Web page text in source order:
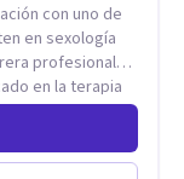
con uno de
en sexología
profesional
en la terapia
BIO-PSICO-
son
otros factores